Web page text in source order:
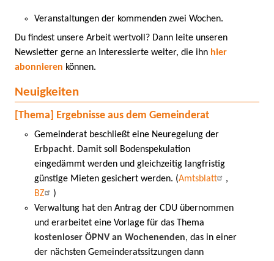
Veranstaltungen der kommenden zwei Wochen.
Du findest unsere Arbeit wertvoll? Dann leite unseren
Newsletter gerne an Interessierte weiter, die ihn hier
abonnieren können.
Neuigkeiten
[Thema] Ergebnisse aus dem Gemeinderat
Gemeinderat beschließt eine Neuregelung der
Erbpacht. Damit soll Bodenspekulation
eingedämmt werden und gleichzeitig langfristig
günstige Mieten gesichert werden. (Amtsblatt
,
BZ
)
Verwaltung hat den Antrag der CDU übernommen
und erarbeitet eine Vorlage für das Thema
kostenloser ÖPNV an Wochenenden, das in einer
der nächsten Gemeinderatssitzungen dann